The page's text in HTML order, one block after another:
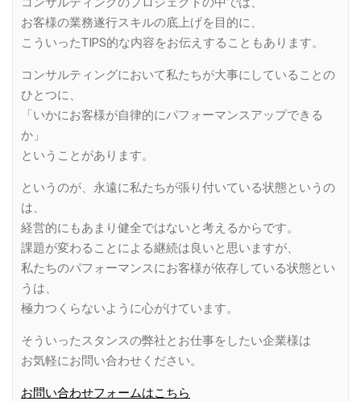
お客様の業務遂行スキルの底上げを目的に、
こういったTIPS的な内容をお伝えすることもあります。
コンサルティングにおいて私たちが大事にしていることの
ひとつに、
「いかにお客様が自律的にパフォーマンスアップできる
か」
ということがあります。
というのが、永遠に私たちが張り付いている状態というの
は、
経営的にもあまり健全ではないと考えるからです。
課題が変わることによる継続は良いと思いますが、
私たちのパフォーマンスにお客様が依存している状態とい
うは、
極力つくらないように心がけています。
そういったスタンスの弊社とお仕事をしたい企業様は
お気軽にお問い合わせください。
お問い合わせフォームはこちら